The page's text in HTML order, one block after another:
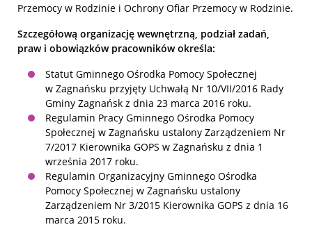
Przemocy w Rodzinie i Ochrony Ofiar Przemocy w Rodzinie.
Szczegółową organizację wewnętrzną, podział zadań,
praw i obowiązków pracowników określa:
Statut Gminnego Ośrodka Pomocy Społecznej
w Zagnańsku przyjęty Uchwałą Nr 10/VII/2016 Rady
Gminy Zagnańsk z dnia 23 marca 2016 roku.
Regulamin Pracy Gminnego Ośrodka Pomocy
Społecznej w Zagnańsku ustalony Zarządzeniem Nr
7/2017 Kierownika GOPS w Zagnańsku z dnia 1
września 2017 roku.
Regulamin Organizacyjny Gminnego Ośrodka
Pomocy Społecznej w Zagnańsku ustalony
Zarządzeniem Nr 3/2015 Kierownika GOPS z dnia 16
marca 2015 roku.